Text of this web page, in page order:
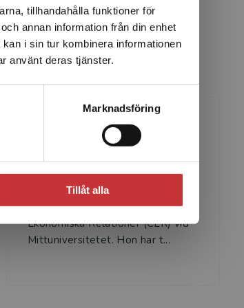
tillhandahålla funktioner för
annan information från din enhet
i sin tur kombinera informationen
använt deras tjänster.
Marknadsföring
Tillåt alla
en
Anna-Karin Stockenstrand
ANNA-KARIN STOCKENSTRAND
är docent och verksam som
forskare och lärare på Centrum för
Ekonomiska Relationer (CER) vid
Mittuniversitetet. Hon har t...